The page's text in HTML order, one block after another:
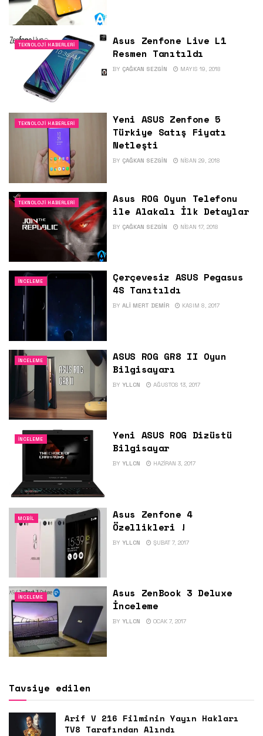
TEKNOLOJI HABERLERI
Asus Zenfone Live L1
Resmen Tanıtıldı
BY ÇAĞKAN SEZGIN MAYIS 19, 2018
TEKNOLOJI HABERLERI
Yeni ASUS Zenfone 5
Türkiye Satış Fiyatı
Netleşti
BY ÇAĞKAN SEZGIN NISAN 29, 2018
TEKNOLOJI HABERLERI
Asus ROG Oyun Telefonu
ile Alakalı İlk Detaylar
BY ÇAĞKAN SEZGIN NISAN 17, 2018
İNCELEME
Çerçevesiz ASUS Pegasus
4S Tanıtıldı
BY ALI MERT DEMIR KASIM 8, 2017
İNCELEME
ASUS ROG GR8 II Oyun
Bilgisayarı
BY YLLCN AĞUSTOS 13, 2017
İNCELEME
Yeni ASUS ROG Dizüstü
Bilgisayar
BY YLLCN HAZIRAN 3, 2017
MOBIL
Asus Zenfone 4
Özellikleri !
BY YLLCN ŞUBAT 7, 2017
İNCELEME
Asus ZenBook 3 Deluxe
İnceleme
BY YLLCN OCAK 7, 2017
Tavsiye edilen
Arif V 216 Filminin Yayın Hakları
TV8 Tarafından Alındı